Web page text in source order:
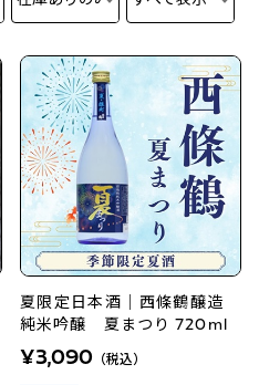
夏限定日本酒｜西條鶴醸造
純米吟醸 夏まつり 720ml
¥3,090 （税込）